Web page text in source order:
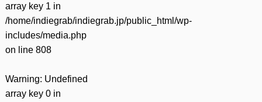
array key 1 in
/home/indiegrab/indiegrab.jp/public_html/wp-
includes/media.php
on line 808
Warning: Undefined
array key 0 in